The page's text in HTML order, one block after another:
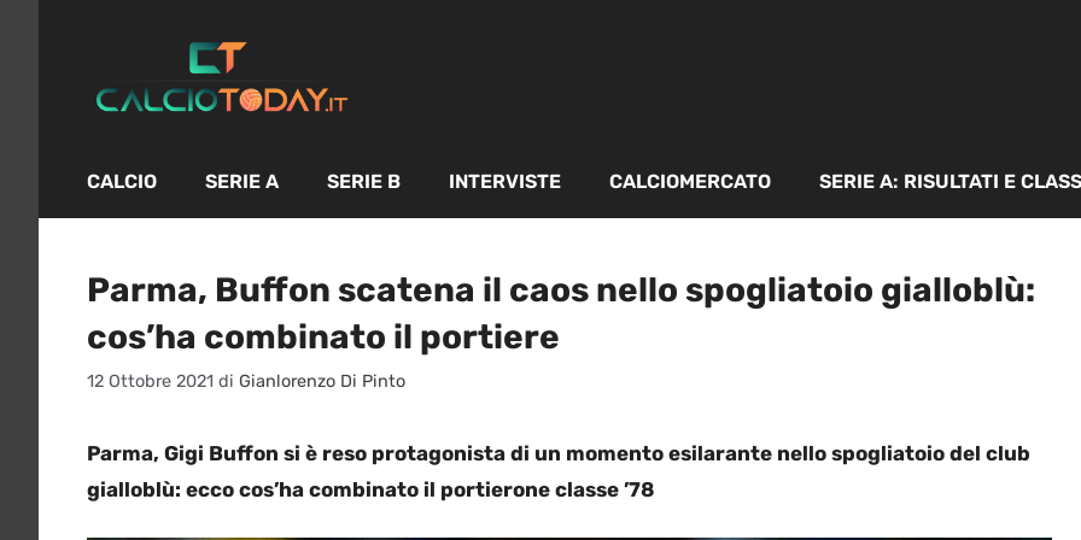
contenuto
CALCIO SERIE A SERIE B INTERVISTE CALCIOMERCATO SERIE A: RISULTATI E
Parma, Buffon scatena il caos nello spogliatoio gialloblù:
cos’ha combinato il portiere
12 Ottobre 2021 di Gianlorenzo Di Pinto
Parma, Gigi Buffon si è reso protagonista di un momento esilarante nello spogliatoio del club
gialloblù: ecco cos’ha combinato il portierone classe ’78